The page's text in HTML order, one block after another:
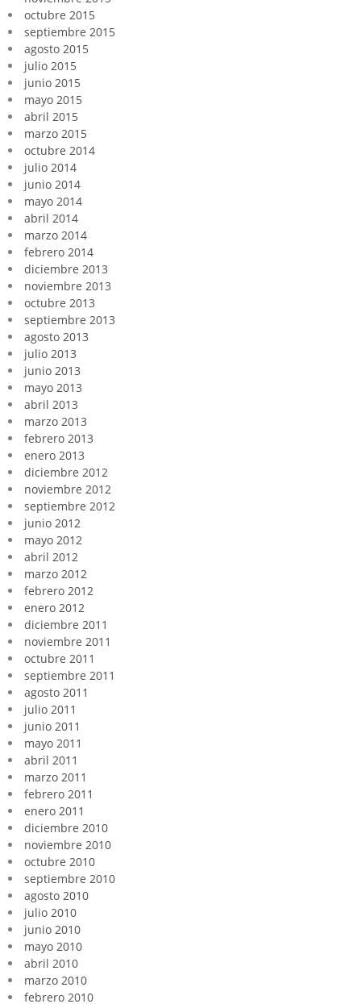
octubre 2015
septiembre 2015
agosto 2015
julio 2015
junio 2015
mayo 2015
abril 2015
marzo 2015
octubre 2014
julio 2014
junio 2014
mayo 2014
abril 2014
marzo 2014
febrero 2014
diciembre 2013
noviembre 2013
octubre 2013
septiembre 2013
agosto 2013
julio 2013
junio 2013
mayo 2013
abril 2013
marzo 2013
febrero 2013
enero 2013
diciembre 2012
noviembre 2012
septiembre 2012
junio 2012
mayo 2012
abril 2012
marzo 2012
febrero 2012
enero 2012
diciembre 2011
noviembre 2011
octubre 2011
septiembre 2011
agosto 2011
julio 2011
junio 2011
mayo 2011
abril 2011
marzo 2011
febrero 2011
enero 2011
diciembre 2010
noviembre 2010
octubre 2010
septiembre 2010
agosto 2010
julio 2010
junio 2010
mayo 2010
abril 2010
marzo 2010
febrero 2010